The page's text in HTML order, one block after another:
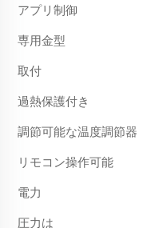
アプリ制御
専用金型
取付
過熱保護付き
調節可能な温度調節器
リモコン操作可能
電力
圧力は